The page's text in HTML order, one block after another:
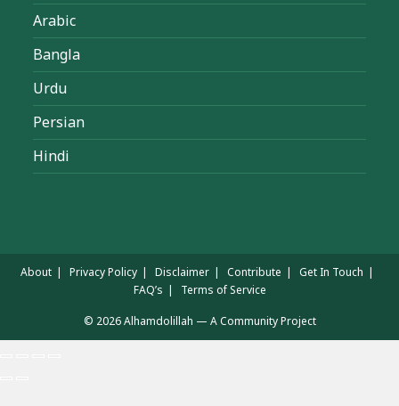
Arabic
Bangla
Urdu
Persian
Hindi
About Privacy Policy Disclaimer Contribute
Get In Touch
FAQ’s
Terms of Service
© 2026 Alhamdolillah — A Community Project